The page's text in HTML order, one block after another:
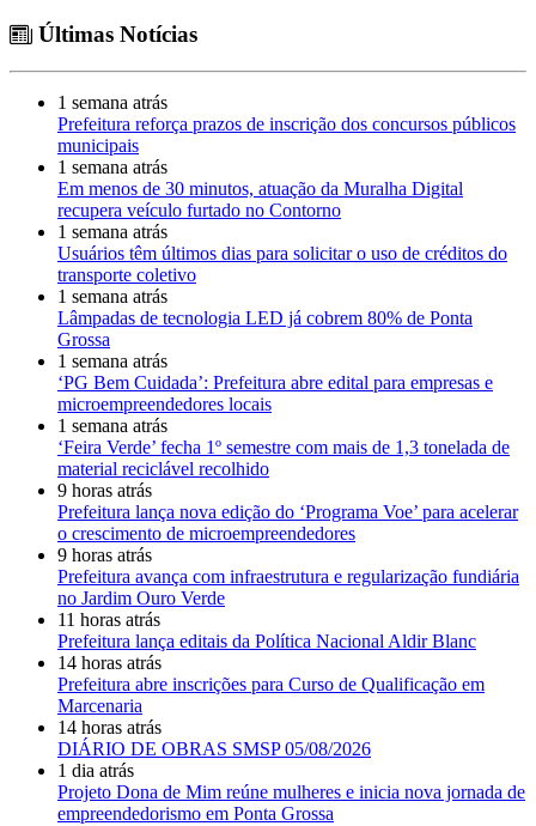
Últimas Notícias
1 semana atrás
Prefeitura reforça prazos de inscrição dos concursos públicos
municipais
1 semana atrás
Em menos de 30 minutos, atuação da Muralha Digital
recupera veículo furtado no Contorno
1 semana atrás
Usuários têm últimos dias para solicitar o uso de créditos do
transporte coletivo
1 semana atrás
Lâmpadas de tecnologia LED já cobrem 80% de Ponta
Grossa
1 semana atrás
‘PG Bem Cuidada’: Prefeitura abre edital para empresas e
microempreendedores locais
1 semana atrás
‘Feira Verde’ fecha 1º semestre com mais de 1,3 tonelada de
material reciclável recolhido
9 horas atrás
Prefeitura lança nova edição do ‘Programa Voe’ para acelerar
o crescimento de microempreendedores
9 horas atrás
Prefeitura avança com infraestrutura e regularização fundiária
no Jardim Ouro Verde
11 horas atrás
Prefeitura lança editais da Política Nacional Aldir Blanc
14 horas atrás
Prefeitura abre inscrições para Curso de Qualificação em
Marcenaria
14 horas atrás
DIÁRIO DE OBRAS SMSP 05/08/2026
1 dia atrás
Projeto Dona de Mim reúne mulheres e inicia nova jornada de
empreendedorismo em Ponta Grossa